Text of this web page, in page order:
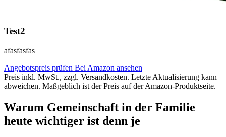
Test2
afasfasfas
Angebotspreis prüfen Bei Amazon ansehen
Preis inkl. MwSt., zzgl. Versandkosten. Letzte Aktualisierung kann
abweichen. Maßgeblich ist der Preis auf der Amazon-Produktseite.
Warum Gemeinschaft in der Familie
heute wichtiger ist denn je